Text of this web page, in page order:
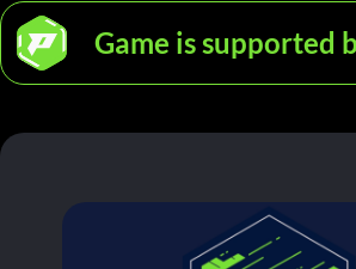
Game is supported